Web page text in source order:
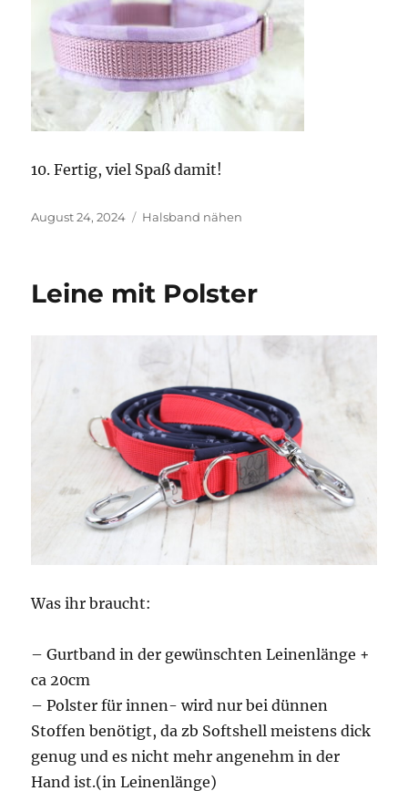
10. Fertig, viel Spaß damit!
Veröffentlicht
August 24, 2024 Kategorien
Halsband nähen
Leine mit Polster
Was ihr braucht:
– Gurtband in der gewünschten Leinenlänge +
ca 20cm
– Polster für innen- wird nur bei dünnen
Stoffen benötigt, da zb Softshell meistens dick
genug und es nicht mehr angenehm in der
Hand ist.(in Leinenlänge)